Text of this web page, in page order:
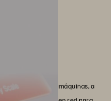
tareas en varias máquinas, a